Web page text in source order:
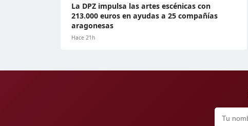
La DPZ impulsa las artes escénicas con
213.000 euros en ayudas a 25 compañías
aragonesas
Hace 21h